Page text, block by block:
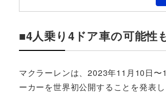
■4人乗り4ドア車の可能性
マクラーレンは、2023年11月10日
ーカーを世界初公開することを発表し